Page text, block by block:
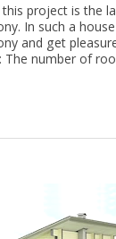
project is the
In such a
and get
The number of